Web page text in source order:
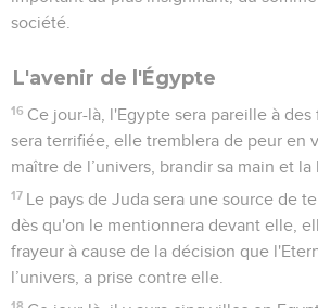
qu’il fit : il marcha sans habits et pieds
habits et pieds nus pendant trois ans.
de la même manière, le roi d'Assyrie
déportés égyptiens et les exilés
l’arrière découvert. Ce sera une source
l'Egypte.
Alors on sera dans la terreur et la honte
l'Ethiopie en qui l'on avait placé sa